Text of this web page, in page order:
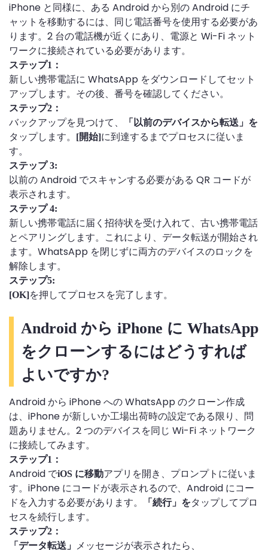
iPhone と同様に、ある Android から別の Android にチ
ャットを移動するには、同じ電話番号を使用する必要があ
ります。2 台の電話機が近くにあり、電源と Wi-Fi ネット
ワークに接続されている必要があります。
ステップ1：
新しい携帯電話に WhatsApp をダウンロードしてセット
アップします。その後、番号を確認してください。
ステップ2：
バックアップを見つけて、 「以前のデバイスから転送」を
タップします。 [開始]に到達するまでプロセスに従いま
す。
ステップ 3:
以前の Android でスキャンする必要がある QR コードが
表示されます。
ステップ 4:
新しい携帯電話に届く招待状を受け入れて、古い携帯電話
とペアリングします。これにより、データ転送が開始され
ます。WhatsApp を閉じずに両方のデバイスのロックを
解除します。
ステップ5:
[OK]を押してプロセスを完了します。
Android から iPhone に WhatsApp
をクローンするにはどうすれば
よいですか?
Android から iPhone への WhatsApp のクローン作成
は、iPhone が新しいか工場出荷時の設定である限り、問
題ありません。2 つのデバイスを同じ Wi-Fi ネットワーク
に接続してみます。
ステップ1：
Android でiOS に移動アプリを開き、プロンプトに従いま
す。iPhone にコードが表示されるので、Android にコー
ドを入力する必要があります。
「続行」をタップしてプロ
セスを続行します。
ステップ2：
「データ転送」 メッセージが表示されたら、